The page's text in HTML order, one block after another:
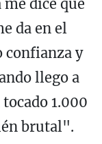
me dice que
da en el
confianza y
llego a
1.000
brutal".